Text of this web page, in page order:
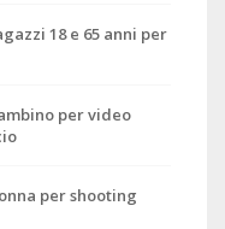
18 e 65 anni per
per video
per shooting